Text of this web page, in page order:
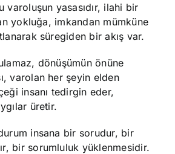
varoluşun yasasıdır, ilahi bir
yokluğa, imkandan mümküne
süregiden bir akış var.
dönüşümün önüne
varolan her şeyin elden
insanı tedirgin eder,
üretir.
insana bir sorudur, bir
bir sorumluluk yüklenmesidir.